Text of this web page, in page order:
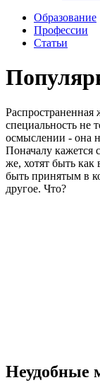
Образование
Профессии
Статьи
специальность не
осмыслении - она
Поначалу кажется
же, хотят быть как
быть принятым в
другое. Что?
Неудобные